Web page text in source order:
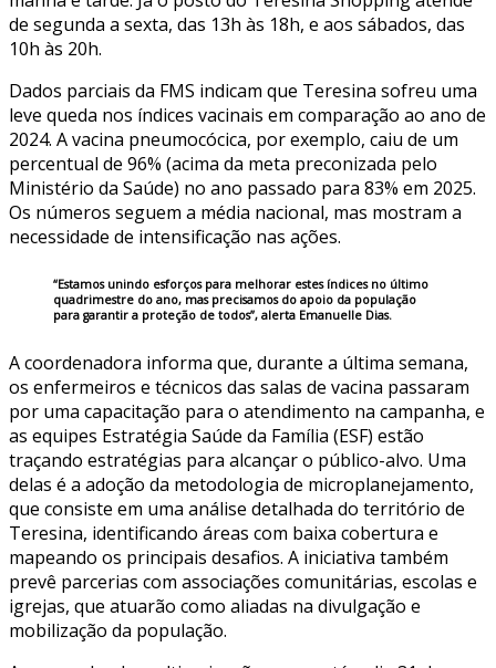
de segunda a sexta, das 13h às 18h, e aos sábados, das
10h às 20h.
Dados parciais da FMS indicam que Teresina sofreu uma
leve queda nos índices vacinais em comparação ao ano de
2024. A vacina pneumocócica, por exemplo, caiu de um
percentual de 96% (acima da meta preconizada pelo
Ministério da Saúde) no ano passado para 83% em 2025.
Os números seguem a média nacional, mas mostram a
necessidade de intensificação nas ações.
“Estamos unindo esforços para melhorar estes índices no último
quadrimestre do ano, mas precisamos do apoio da população
para garantir a proteção de todos”, alerta Emanuelle Dias.
A coordenadora informa que, durante a última semana,
os enfermeiros e técnicos das salas de vacina passaram
por uma capacitação para o atendimento na campanha, e
as equipes Estratégia Saúde da Família (ESF) estão
traçando estratégias para alcançar o público-alvo. Uma
delas é a adoção da metodologia de microplanejamento,
que consiste em uma análise detalhada do território de
Teresina, identificando áreas com baixa cobertura e
mapeando os principais desafios. A iniciativa também
prevê parcerias com associações comunitárias, escolas e
igrejas, que atuarão como aliadas na divulgação e
mobilização da população.